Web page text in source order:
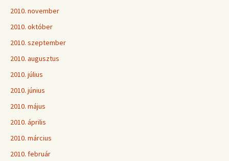
2010. november
2010. október
2010. szeptember
2010. augusztus
2010. július
2010. június
2010. május
2010. április
2010. március
2010. február